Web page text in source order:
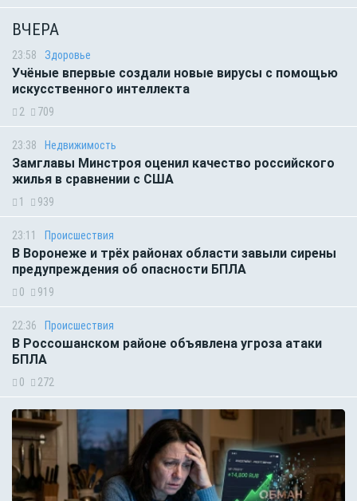
ВЧЕРА
23:58 Здоровье
Учёные впервые создали новые вирусы с помощью
искусственного интеллекта
2 709
23:38 Недвижимость
Замглавы Минстроя оценил качество российского
жилья в сравнении с США
1 939
23:11 Происшествия
В Воронеже и трёх районах области завыли сирены
предупреждения об опасности БПЛА
0 919
22:36 Происшествия
В Россошанском районе объявлена угроза атаки
БПЛА
0 272